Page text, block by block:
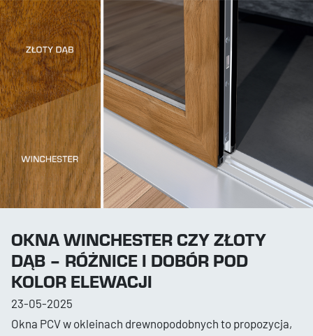
OKNA WINCHESTER CZY ZŁOTY
DĄB – RÓŻNICE I DOBÓR POD
KOLOR ELEWACJI
23-05-2025
Okna PCV w okleinach drewnopodobnych to propozycja,